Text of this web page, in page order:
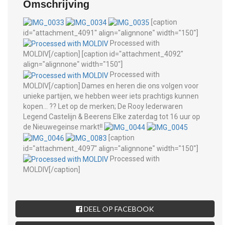
Omschrijving
[caption
id="attachment_4091" align="alignnone" width="150"]
Processed with
MOLDIV[/caption] [caption id="attachment_4092"
align="alignnone" width="150"]
Processed with
MOLDIV[/caption] Dames en heren die ons volgen voor
unieke partijen, we hebben weer iets prachtigs kunnen
kopen... ?? Let op de merken; De Rooy lederwaren
Legend Castelijn & Beerens Elke zaterdag tot 16 uur op
de Nieuwegeinse markt!!
[caption
id="attachment_4097" align="alignnone" width="150"]
Processed with
MOLDIV[/caption]
DEEL OP FACEBOOK